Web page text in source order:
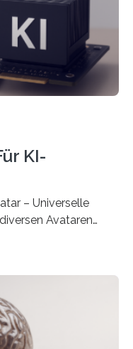
KI-
– Universelle
Avataren
Euro. Dabei
gemeinsam mit
KI-gestützte
für realistische
und